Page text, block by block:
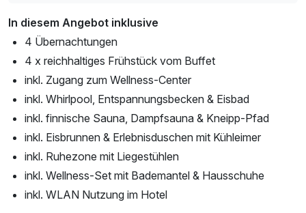
In diesem Angebot inklusive
4 Übernachtungen
4 x reichhaltiges Frühstück vom Buffet
inkl. Zugang zum Wellness-Center
inkl. Whirlpool, Entspannungsbecken & Eisbad
inkl. finnische Sauna, Dampfsauna & Kneipp-Pfad
inkl. Eisbrunnen & Erlebnisduschen mit Kühleimer
inkl. Ruhezone mit Liegestühlen
inkl. Wellness-Set mit Bademantel & Hausschuhe
inkl. WLAN Nutzung im Hotel